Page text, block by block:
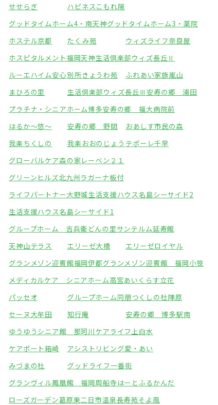
せせらぎ
ハピネスこもれ陽
グッドタイムホーム4・南天神グッドタイムホーム3・薬院
ホステル京都
たくみ苑
ウィズライフ奈良屋
ホスピタルメント福岡天神生活倶楽部ウィズ長丘Ⅱ
ルーエハイム安心別所きょうわ苑
ふれあい家族嵐山
まひろの里
生活倶楽部ウィズ長丘Ⅲ安寿の郷 浦田
プラチナ・シニアホーム博多安寿の郷 福大病院前
はるか～悠～
安寿の郷 野間
おあしす市民の森
我楽ちくしの
我楽おおのじょう テポーレ千早
グローバルケア森の家レーベン２１
グリーンヒルズ北九州ラガーナ板付
ライフパートナー大野城生活支援ハウス名島シーサイド2
生活支援ハウス名島シーサイド1
グループホーム 吉兵衛どんの里 サンテルム延寿館
天神山テラス
エリーゼ大橋
エリーゼロイヤル
グランメゾン迎賓館福岡伊都グランメゾン迎賓館 福岡小笹
メディカルケア シニアホーム高宮あいくらす立花
パッセオ
グループホーム同朋つくしの杜陣原
セーヌ大牟田
知行庵
安寿の郷 博多駅南
ゆうゆうシニア館 那珂川 ケアライフ上白水
ケアポート箱崎
アシストリビング愛・あい
みづまの杜
グッドライフ一番街
グランヴィル鳳凰館 福岡周船寺はーとふるかんだ
ローズガーデン葛原東二日市温泉長寿苑そよ風